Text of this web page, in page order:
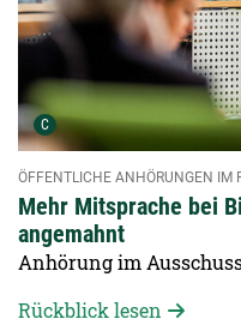
C Urheber der Grafik:
Mehr Mitsprache bei
angemahnt
ÖFFENTLICHE ANHÖRUNGEN IM
Anhörung im
Rückblick lesen